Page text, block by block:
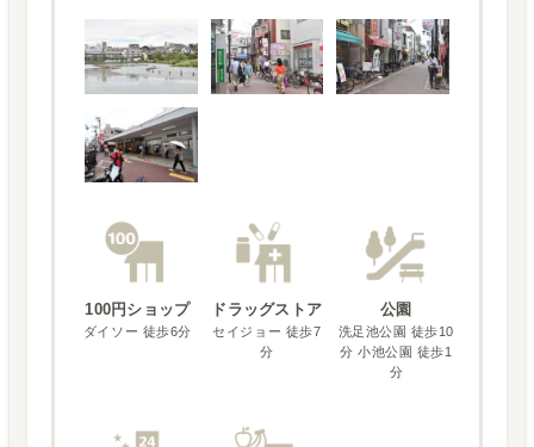
100円ショップ
ダイソー 徒歩6分
ドラッグストア
セイジョー 徒歩7
分
公園
洗足池公園 徒歩10
分 小池公園 徒歩1
分